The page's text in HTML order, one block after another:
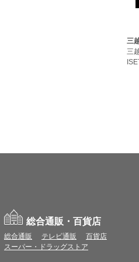
三
三
総合通販・百貨店
総合通販 テレビ通販
百貨店
スーパー・ドラッグストア